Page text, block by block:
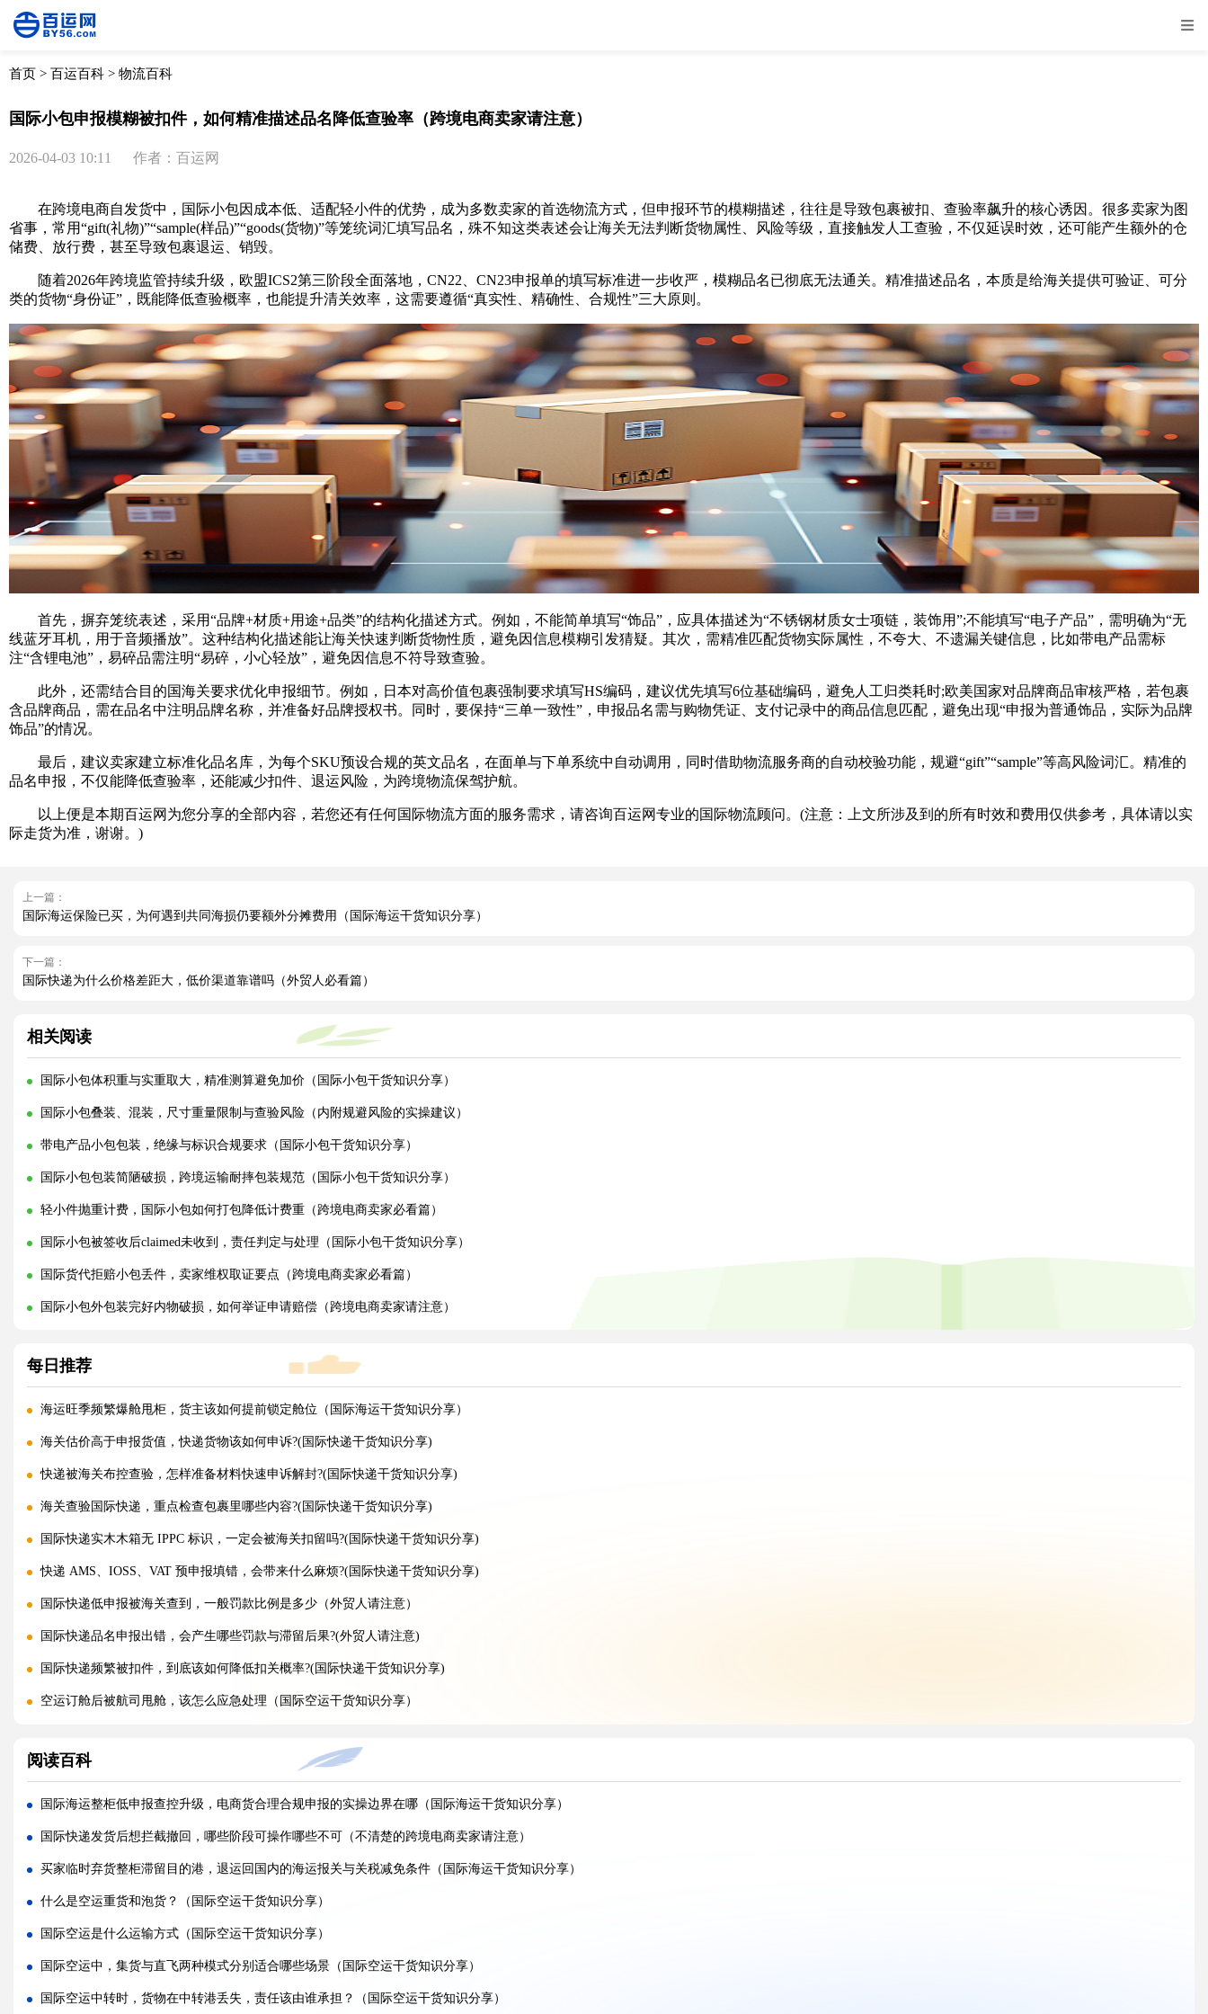
首页 > 百运百科 > 物流百科
国际小包申报模糊被扣件，如何精准描述品名降低查验率（跨境电商卖家请注意）
2026-04-03 10:11 作者：百运网
在跨境电商自发货中，国际小包因成本低、适配轻小件的优势，成为多数卖家的首选物流方式，但申报环节的模糊描述，往往是导致包裹被扣、查验率飙升的核心诱因。很多卖家为图
省事，常用“gift(礼物)”“sample(样品)”“goods(货物)”等笼统词汇填写品名，殊不知这类表述会让海关无法判断货物属性、风险等级，直接触发人工查验，不仅延误时效，还可能产生额外的仓
储费、放行费，甚至导致包裹退运、销毁。
随着2026年跨境监管持续升级，欧盟ICS2第三阶段全面落地，CN22、CN23申报单的填写标准进一步收严，模糊品名已彻底无法通关。精准描述品名，本质是给海关提供可验证、可分
类的货物“身份证”，既能降低查验概率，也能提升清关效率，这需要遵循“真实性、精确性、合规性”三大原则。
首先，摒弃笼统表述，采用“品牌+材质+用途+品类”的结构化描述方式。例如，不能简单填写“饰品”，应具体描述为“不锈钢材质女士项链，装饰用”;不能填写“电子产品”，需明确为“无
线蓝牙耳机，用于音频播放”。这种结构化描述能让海关快速判断货物性质，避免因信息模糊引发猜疑。其次，需精准匹配货物实际属性，不夸大、不遗漏关键信息，比如带电产品需标
注“含锂电池”，易碎品需注明“易碎，小心轻放”，避免因信息不符导致查验。
此外，还需结合目的国海关要求优化申报细节。例如，日本对高价值包裹强制要求填写HS编码，建议优先填写6位基础编码，避免人工归类耗时;欧美国家对品牌商品审核严格，若包裹
含品牌商品，需在品名中注明品牌名称，并准备好品牌授权书。同时，要保持“三单一致性”，申报品名需与购物凭证、支付记录中的商品信息匹配，避免出现“申报为普通饰品，实际为品牌
饰品”的情况。
最后，建议卖家建立标准化品名库，为每个SKU预设合规的英文品名，在面单与下单系统中自动调用，同时借助物流服务商的自动校验功能，规避“gift”“sample”等高风险词汇。精准的
品名申报，不仅能降低查验率，还能减少扣件、退运风险，为跨境物流保驾护航。
以上便是本期百运网为您分享的全部内容，若您还有任何国际物流方面的服务需求，请咨询百运网专业的国际物流顾问。(注意：上文所涉及到的所有时效和费用仅供参考，具体请以实
际走货为准，谢谢。)
上一篇：
国际海运保险已买，为何遇到共同海损仍要额外分摊费用（国际海运干货知识分享）
下一篇：
国际快递为什么价格差距大，低价渠道靠谱吗（外贸人必看篇）
相关阅读
国际小包体积重与实重取大，精准测算避免加价（国际小包干货知识分享）
国际小包叠装、混装，尺寸重量限制与查验风险（内附规避风险的实操建议）
带电产品小包包装，绝缘与标识合规要求（国际小包干货知识分享）
国际小包包装简陋破损，跨境运输耐摔包装规范（国际小包干货知识分享）
轻小件抛重计费，国际小包如何打包降低计费重（跨境电商卖家必看篇）
国际小包被签收后claimed未收到，责任判定与处理（国际小包干货知识分享）
国际货代拒赔小包丢件，卖家维权取证要点（跨境电商卖家必看篇）
国际小包外包装完好内物破损，如何举证申请赔偿（跨境电商卖家请注意）
每日推荐
海运旺季频繁爆舱甩柜，货主该如何提前锁定舱位（国际海运干货知识分享）
海关估价高于申报货值，快递货物该如何申诉?(国际快递干货知识分享)
快递被海关布控查验，怎样准备材料快速申诉解封?(国际快递干货知识分享)
海关查验国际快递，重点检查包裹里哪些内容?(国际快递干货知识分享)
国际快递实木木箱无 IPPC 标识，一定会被海关扣留吗?(国际快递干货知识分享)
快递 AMS、IOSS、VAT 预申报填错，会带来什么麻烦?(国际快递干货知识分享)
国际快递低申报被海关查到，一般罚款比例是多少（外贸人请注意）
国际快递品名申报出错，会产生哪些罚款与滞留后果?(外贸人请注意)
国际快递频繁被扣件，到底该如何降低扣关概率?(国际快递干货知识分享)
空运订舱后被航司甩舱，该怎么应急处理（国际空运干货知识分享）
加急国际空运真的能提速，靠谱吗?(国际空运干货知识分享)
FBA 空运出现丢件破损，理赔流程怎么走（国际空运干货知识分享）
FBA 空运头程该怎么挑选靠谱物流货代（国际空运干货知识分享）
FBA 空运货物超重超尺寸会产生哪些附加费?(不清楚的亚马逊卖家看过来)
亚马逊 FBA 空运，空派和纯空运该怎么选择?(不清楚的亚马逊卖家看过来)
空运货物被海关布控，如何快速提交材料申诉（国际空运干货知识分享）
实木包装走国际空运必须做熏蒸热处理吗（国际空运干货知识分享）
国际空运低申报被海关查到，罚款比例是多少?(国际空运干货知识分享)
阅读百科
国际海运整柜低申报查控升级，电商货合理合规申报的实操边界在哪（国际海运干货知识分享）
国际快递发货后想拦截撤回，哪些阶段可操作哪些不可（不清楚的跨境电商卖家请注意）
买家临时弃货整柜滞留目的港，退运回国内的海运报关与关税减免条件（国际海运干货知识分享）
什么是空运重货和泡货？（国际空运干货知识分享）
国际空运是什么运输方式（国际空运干货知识分享）
国际空运中，集货与直飞两种模式分别适合哪些场景（国际空运干货知识分享）
国际空运中转时，货物在中转港丢失，责任该由谁承担？（国际空运干货知识分享）